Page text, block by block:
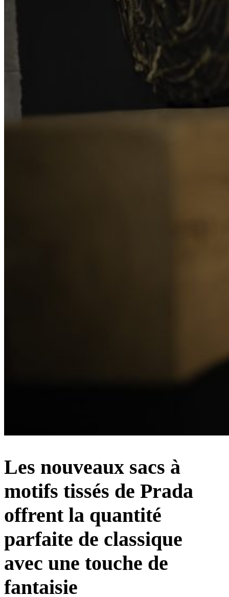
Les nouveaux sacs à
motifs tissés de Prada
offrent la quantité
parfaite de classique
avec une touche de
fantaisie